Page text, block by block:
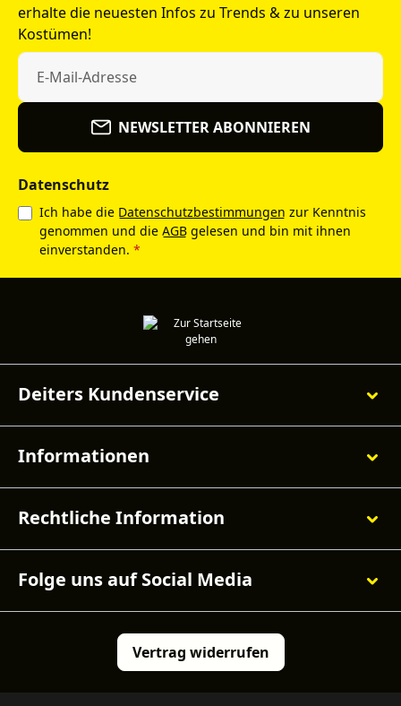
erhalte die neuesten Infos zu Trends & zu unseren
Kostümen!
NEWSLETTER ABONNIEREN
Datenschutz
Ich habe die Datenschutzbestimmungen zur Kenntnis
genommen und die AGB gelesen und bin mit ihnen
einverstanden. *
Deiters Kundenservice
Informationen
Rechtliche Information
Folge uns auf Social Media
Vertrag widerrufen